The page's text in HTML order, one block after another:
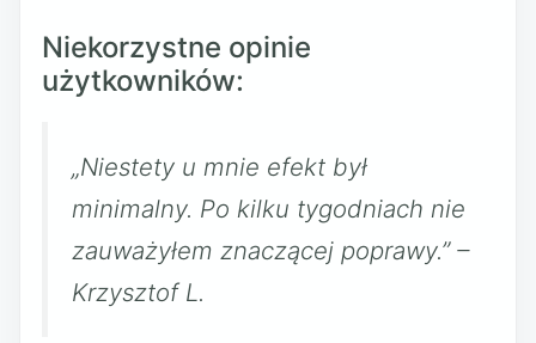
Niekorzystne opinie
użytkowników:
„Niestety u mnie efekt był
minimalny. Po kilku tygodniach nie
zauważyłem znaczącej poprawy.” –
Krzysztof L.